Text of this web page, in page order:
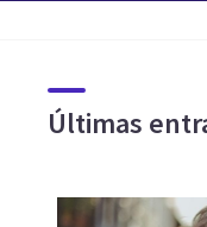
Últimas